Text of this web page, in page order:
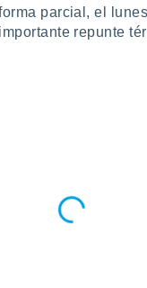
parcial, el
repunte